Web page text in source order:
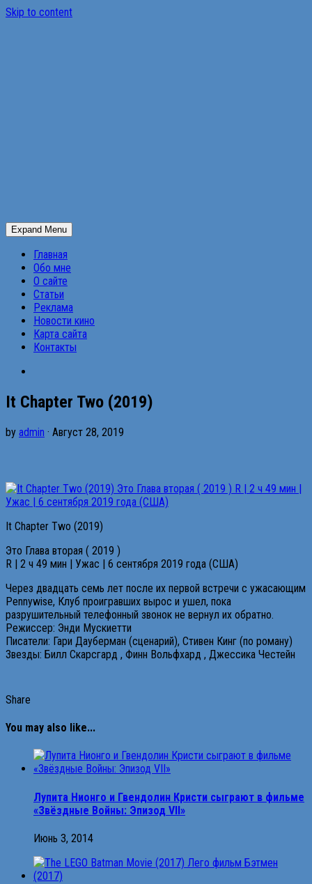
Skip to content
Expand Menu
Главная
Обо мне
О сайте
Статьи
Реклама
Новости кино
Карта сайта
Контакты
It Chapter Two (2019)
by admin · Август 28, 2019
It Chapter Two (2019)
Это Глава вторая ( 2019 )
R | 2 ч 49 мин | Ужас | 6 сентября 2019 года (США)
Через двадцать семь лет после их первой встречи с ужасающим
Pennywise, Клуб проигравших вырос и ушел, пока
разрушительный телефонный звонок не вернул их обратно.
Режиссер: Энди Мускиетти
Писатели: Гари Дауберман (сценарий), Стивен Кинг (по роману)
Звезды: Билл Скарсгард , Финн Вольфхард , Джессика Честейн
Share
You may also like...
Лупита Нионго и Гвендолин Кристи сыграют в фильме
«Звёздные Войны: Эпизод VII»
Июнь 3, 2014